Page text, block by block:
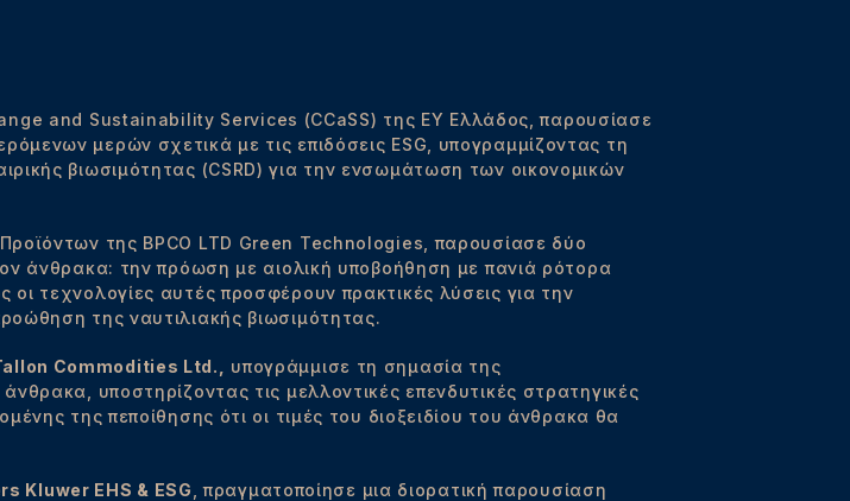
and Sustainability Services (CCaSS) της ΕΥ Ελλάδος, παρουσίασε
μερών σχετικά με τις επιδόσεις ESG, υπογραμμίζοντας τη
βιωσιμότητας (CSRD) για την ενσωμάτωση των οικονομικών
της BPCO LTD Green Technologies, παρουσίασε δύο
άνθρακα: την πρόωση με αιολική υποβοήθηση με πανιά ρότορα
τεχνολογίες αυτές προσφέρουν πρακτικές λύσεις για την
της ναυτιλιακής βιωσιμότητας.
Commodities Ltd.,
υπογράμμισε τη σημασία της
υποστηρίζοντας τις μελλοντικές επενδυτικές στρατηγικές
της πεποίθησης ότι οι τιμές του διοξειδίου του άνθρακα θα
Kluwer EHS & ESG , πραγματοποίησε μια διορατική παρουσίαση